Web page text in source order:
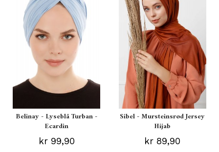
Belinay - Lyseblå Turban -
Ecardin
kr 99,90
Sibel - Mursteinsrød Jersey
Hijab
kr 89,90